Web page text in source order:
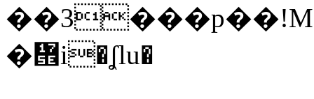
�᝞i�ʆlu�